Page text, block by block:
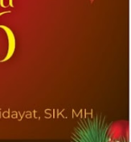
Mitra
Aug. 01, 2026
Univar Solutions LLC